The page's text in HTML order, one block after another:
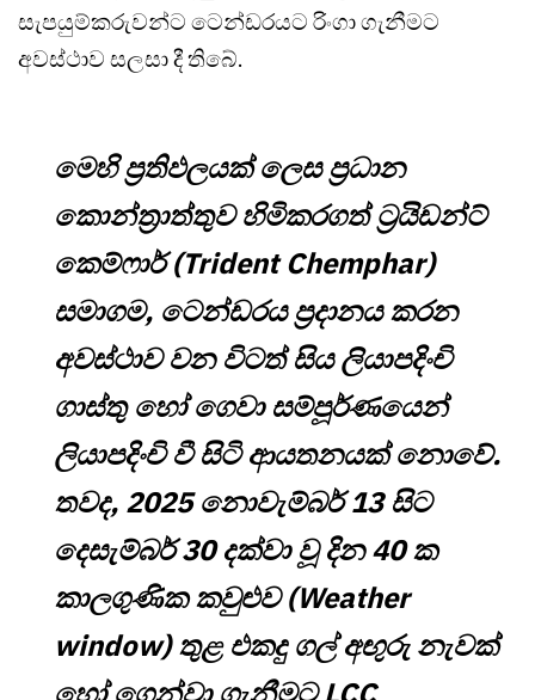
සැපයුම්කරුවන්ට ටෙන්ඩරයට රිංගා ගැනීමට
අවස්ථාව සලසා දී තිබේ.
මෙහි ප්‍රතිඵලයක් ලෙස ප්‍රධාන
කොන්ත්‍රාත්තුව හිමිකරගත් ට්‍රයිඩන්ට්
කෙම්ෆාර් (Trident Chemphar)
සමාගම, ටෙන්ඩරය ප්‍රදානය කරන
අවස්ථාව වන විටත් සිය ලියාපදිංචි
ගාස්තු හෝ ගෙවා සම්පූර්ණයෙන්
ලියාපදිංචි වී සිටි ආයතනයක් නොවේ.
තවද, 2025 නොවැම්බර් 13 සිට
දෙසැම්බර් 30 දක්වා වූ දින 40 ක
කාලගුණික කවුළුව (Weather
window) තුළ එකදු ගල් අඟුරු නැවක්